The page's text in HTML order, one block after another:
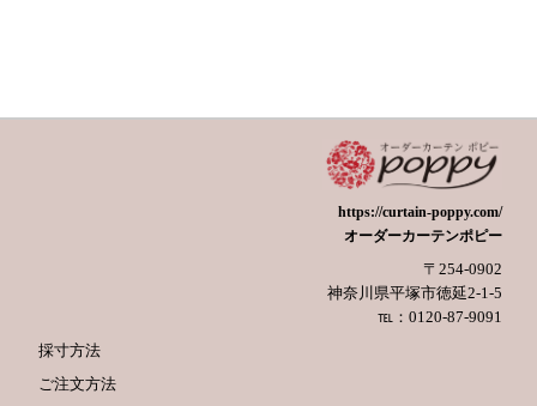
https://curtain-poppy.com/
オーダーカーテンポピー
〒254-0902
神奈川県平塚市徳延2-1-5
℡：0120-87-9091
採寸方法
ご注文方法